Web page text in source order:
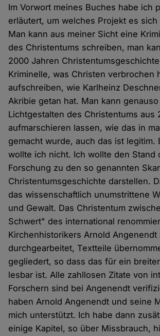
Im Vorwort meines Buches habe ich
erläutert, um welches Projekt es sich
Man kann aus meiner Sicht eine
des Christentums schreiben, man
2000 Jahren
Kriminelle, was Christen verbrochen
aufschreiben, wie Karlheinz
Akribie getan hat. Man kann
Lichtgestalten des Christentums aus
aufmarschieren lassen, wie das in
gemacht wurde, auch das ist legitim.
wollte ich nicht. Ich wollte den Stand
Forschung zu den so genannten
Christentumsgeschichte darstellen.
das wissenschaftlich unumstrittene
und Gewalt. Das Christentum
Schwert" des international
Kirchenhistorikers Arnold Angenendt
durchgearbeitet, Textteile
gegliedert, so dass das für ein
lesbar ist. Alle zahllosen Zitate von
Forschern sind bei Angenendt
haben Arnold Angenendt und seine
mich unterstützt. Ich habe dann
einige Kapitel, so über Missbrauch,